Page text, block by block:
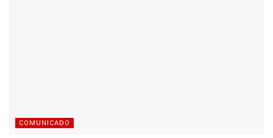
COMUNICADO